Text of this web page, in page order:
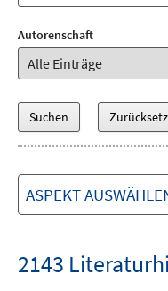
Autorenschaft
ASPEKT
2143